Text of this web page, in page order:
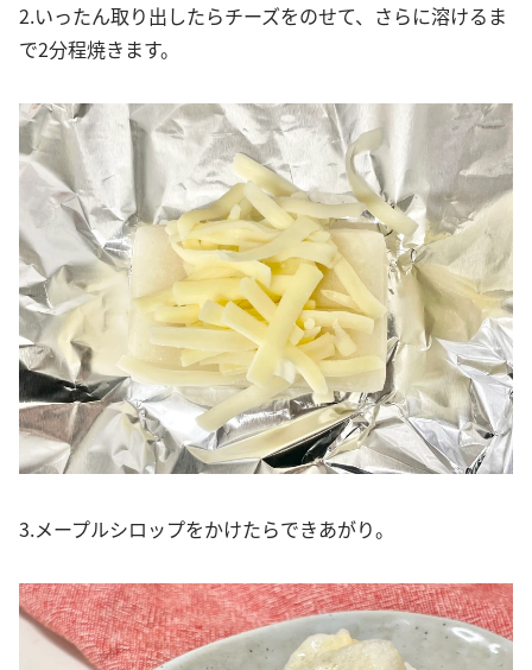
2.いったん取り出したらチーズをのせて、さらに溶けるま
で2分程焼きます。
3.メープルシロップをかけたらできあがり。